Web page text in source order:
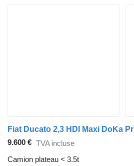
Fiat Ducato 2,3 HDI Maxi DoKa
9.600 € TVA incluse
Camion plateau < 3.5t